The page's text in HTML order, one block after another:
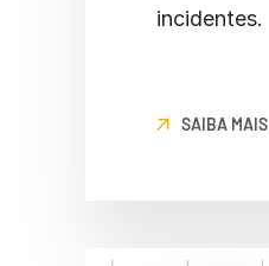
incidentes.
SAIBA MAIS